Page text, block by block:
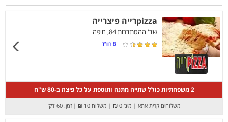
pizzaרייה פיצרייה
שד' ההסתדרות 84, חיפה
8 חוו”ד
2 משפחתיות כולל שתייה מתנה ותוספת על כל פיצה ב-80 ש"ח
משלוחים קרית אתא | מינ' 0 ₪ | משלוח 10 ₪ | זמן: 60 דק’